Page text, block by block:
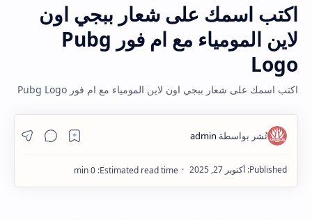
Hidden Menu
Hidden Menu
اكتب اسمك على شعار ببجي اون
لاين المومياء مع ام فور Pubg
Logo
اكتب اسمك على شعار ببجي اون لاين المومياء مع ام فور Pubg Logo